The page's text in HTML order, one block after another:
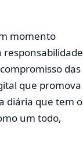
momento
das
que promova
diária que tem o
um todo,